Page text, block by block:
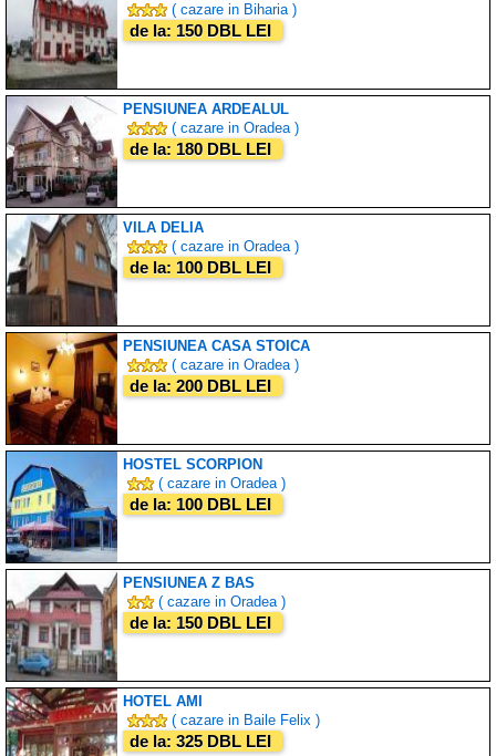
( cazare in Biharia )
de la: 150 DBL LEI
PENSIUNEA ARDEALUL
( cazare in Oradea )
de la: 180 DBL LEI
VILA DELIA
( cazare in Oradea )
de la: 100 DBL LEI
PENSIUNEA CASA STOICA
( cazare in Oradea )
de la: 200 DBL LEI
HOSTEL SCORPION
( cazare in Oradea )
de la: 100 DBL LEI
PENSIUNEA Z BAS
( cazare in Oradea )
de la: 150 DBL LEI
HOTEL AMI
( cazare in Baile Felix )
de la: 325 DBL LEI